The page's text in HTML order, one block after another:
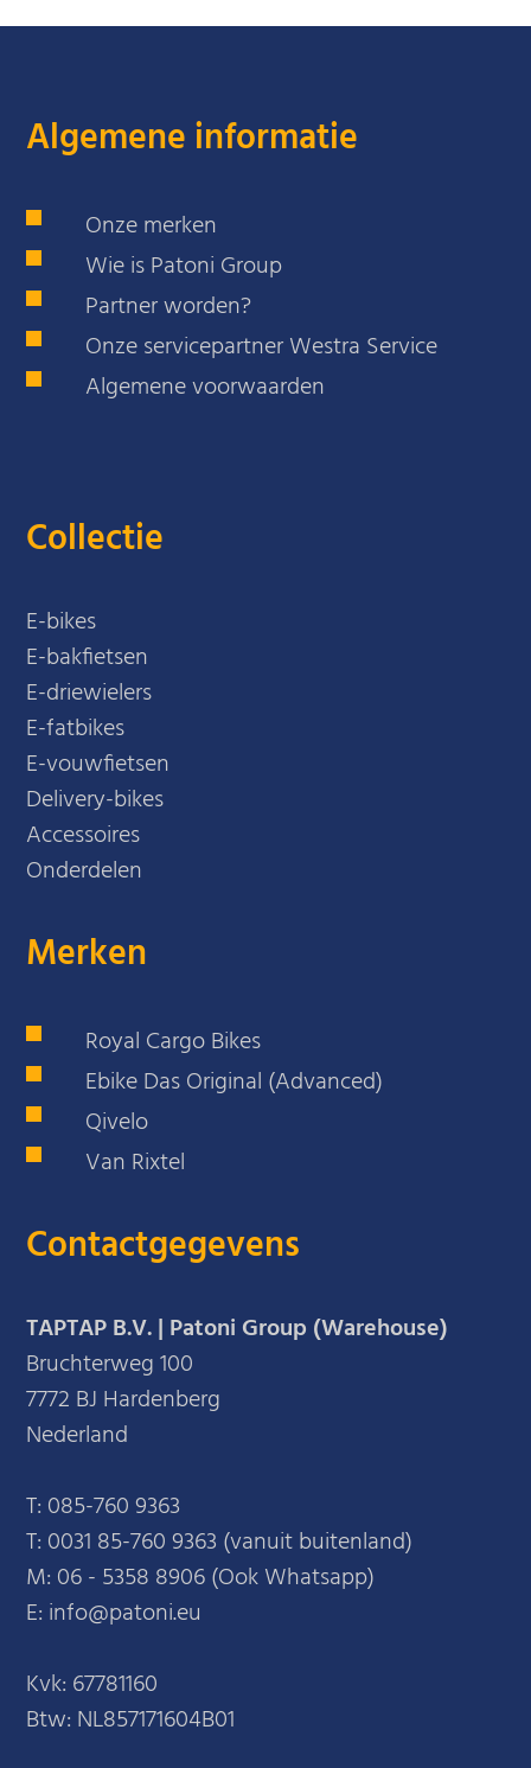
Algemene informatie
Onze merken
Wie is Patoni Group
Partner worden?
Onze servicepartner Westra Service
Algemene voorwaarden
Collectie
E-bikes
E-bakfietsen
E-driewielers
E-fatbikes
E-vouwfietsen
Delivery-bikes
Accessoires
Onderdelen
Merken
Royal Cargo Bikes
Ebike Das Original (Advanced)
Qivelo
Van Rixtel
Contactgegevens
TAPTAP B.V. | Patoni Group (Warehouse)
Bruchterweg 100
7772 BJ Hardenberg
Nederland
T: 085-760 9363
T: 0031 85-760 9363 (vanuit buitenland)
M: 06 - 5358 8906 (Ook Whatsapp)
E: info@patoni.eu
Kvk: 67781160
Btw: NL857171604B01